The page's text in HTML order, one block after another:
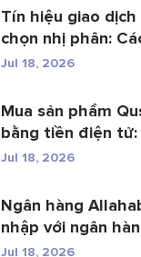
Tín hiệu giao dịch
chọn nhị phân:
h...
Jul 18, 2026
Mua sản phẩm
bằng tiền điện tử:
p...
Jul 18, 2026
Ngân hàng
nhập với ngân
Toàn b�...
Jul 18, 2026